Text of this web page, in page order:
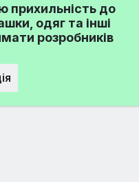
прихильність до
одяг та інші
розробників